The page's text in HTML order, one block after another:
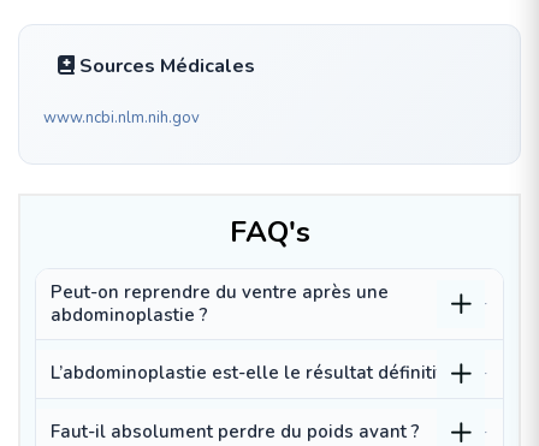
Sources Médicales
www.ncbi.nlm.nih.gov
FAQ's
Peut-on reprendre du ventre après une
abdominoplastie ?
L’abdominoplastie est-elle le résultat définitif ?
Faut-il absolument perdre du poids avant ?